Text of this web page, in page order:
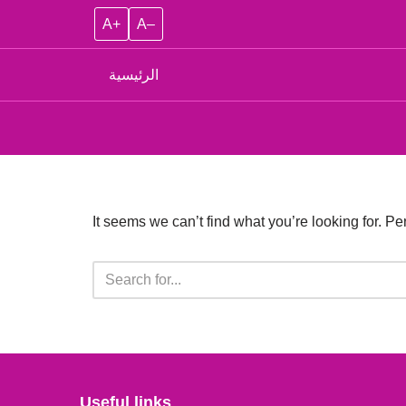
A+ A–
الرئيسية
It seems we can’t find what you’re looking for.
Useful links